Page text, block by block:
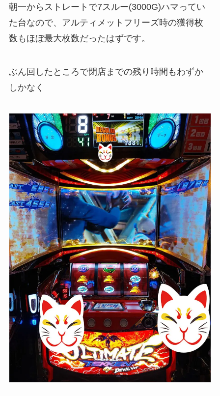
朝一からストレートで7スルー(3000G)ハマってい
た台なので、アルティメットフリーズ時の獲得枚
数もほぼ最大枚数だったはずです。
ぶん回したところで閉店までの残り時間もわずか
しかなく